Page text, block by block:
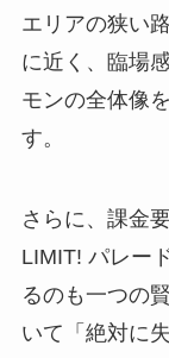
エリアの狭い
に近く、臨場
モンの全体像
す。
さらに、課金
LIMIT! パレー
るのも一つの
いて「絶対に